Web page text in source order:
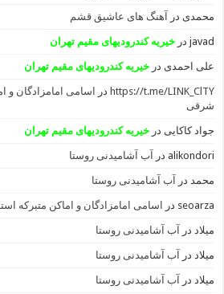
محمدی در آهنگ های عاشیق قشم
javad درخیریه کندرودیهای مقیم تهران
علی احمدی درخیریه کندرودیهای مقیم تهران
https://t.me/LINK_ClTY در
اسامی امامزادگان و
شرقی
جواد کاکایی درخیریه کندرودیهای مقیم تهران
alikondori در آب آشامیدنی روستا
محمد در آب آشامیدنی روستا
seoarza در اسامی امامزادگان و اماکن متبرکه
میلاد در آب آشامیدنی روستا
میلاد در آب آشامیدنی روستا
میلاد در آب آشامیدنی روستا